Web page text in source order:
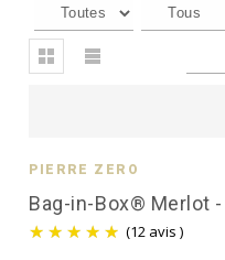
Bag-in-Box® Merlot
(12 avis )
PIERRE ZÉRO